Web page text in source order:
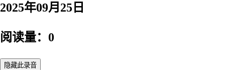
2025年09月25日
阅读量：0
隐藏此录音